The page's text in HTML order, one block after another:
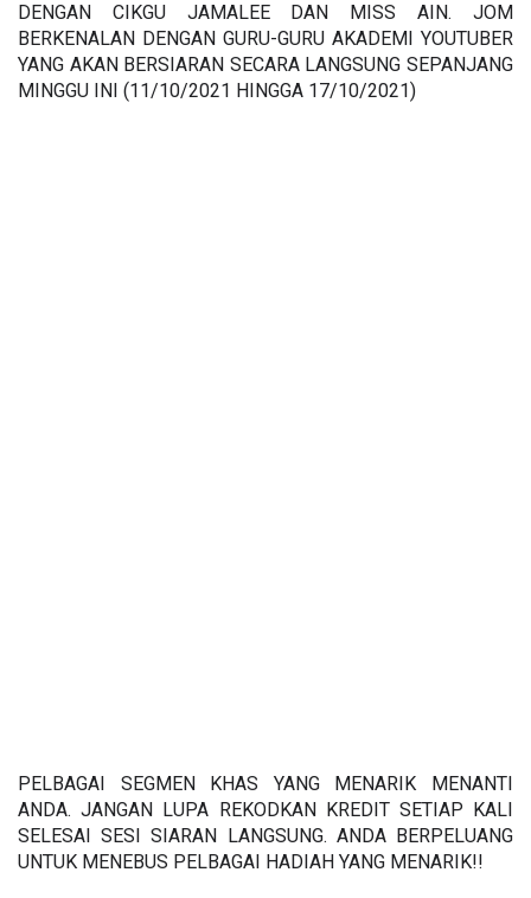
DENGAN CIKGU JAMALEE DAN MISS AIN. JOM
BERKENALAN DENGAN GURU-GURU AKADEMI YOUTUBER
YANG AKAN BERSIARAN SECARA LANGSUNG SEPANJANG
MINGGU INI (11/10/2021 HINGGA 17/10/2021)
PELBAGAI SEGMEN KHAS YANG MENARIK MENANTI
ANDA. JANGAN LUPA REKODKAN KREDIT SETIAP KALI
SELESAI SESI SIARAN LANGSUNG. ANDA BERPELUANG
UNTUK MENEBUS PELBAGAI HADIAH YANG MENARIK!!